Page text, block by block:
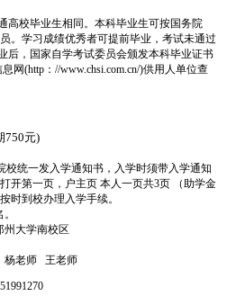
高校毕业生相同。本科毕业生可按国务院
。学习成绩优秀者可提前毕业，考试未通过
后，国家自学考试委员会颁发本科毕业证书
网(http：//www.chsi.com.cn/)供用人单位查
750元)
校统一发入学通知书，入学时须带入学通知
开第一页，户主页 本人一页共3页 （助学金
时到校办理入学手续。
州大学南校区
杨老师 王老师